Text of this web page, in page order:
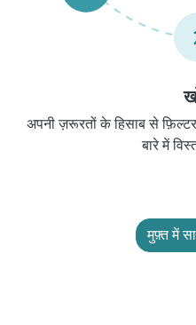
अपनी ज़रूरतों के हिसाब से
बारे में
मुफ़्त में